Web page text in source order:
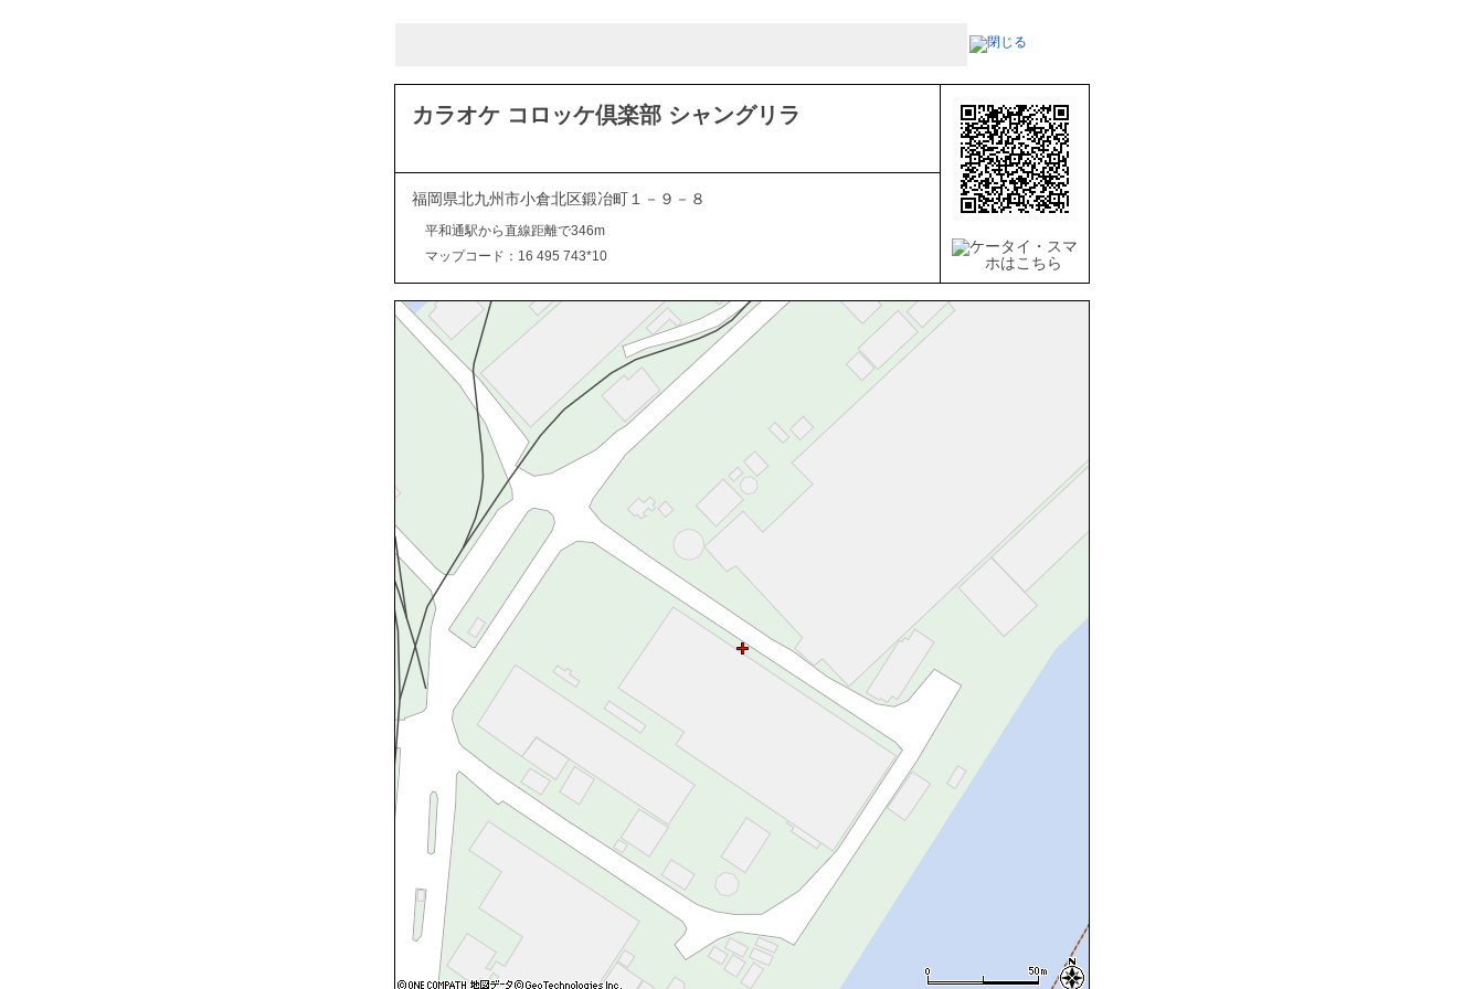
カラオケ コロッケ倶楽部 シャングリラ
福岡県北九州市小倉北区鍛冶町１－９－８
平和通駅から直線距離で346m
マップコード：16 495 743*10